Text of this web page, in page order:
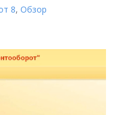
8, Обзор